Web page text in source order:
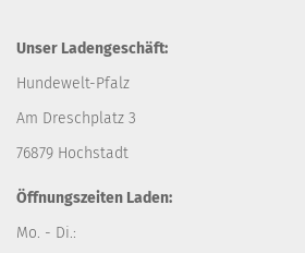
Unser Ladengeschäft:
Hundewelt-Pfalz
Am Dreschplatz 3
76879 Hochstadt
Öffnungszeiten Laden:
Mo. - Di.: